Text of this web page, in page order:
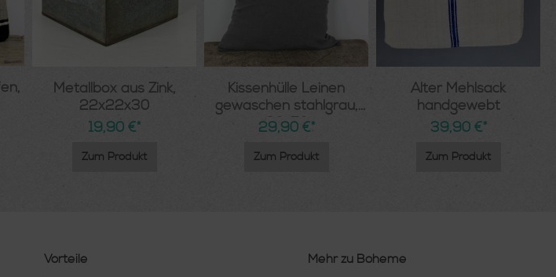
Metallbox aus Zink,
22x22x30
19,90 €*
Zum Produkt
Kissenhülle Leinen
gewaschen stahlgrau,
30x50
29,90 €*
Zum Produkt
Alter Mehlsack
handgewebt
39,90 €*
Zum Produkt
Vorteile
Mehr zu Boheme